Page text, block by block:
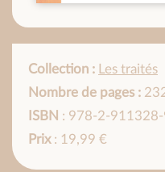
Collection : Les traités
Nombre de pages :
ISBN : 978-2-
Prix: 19,99 €